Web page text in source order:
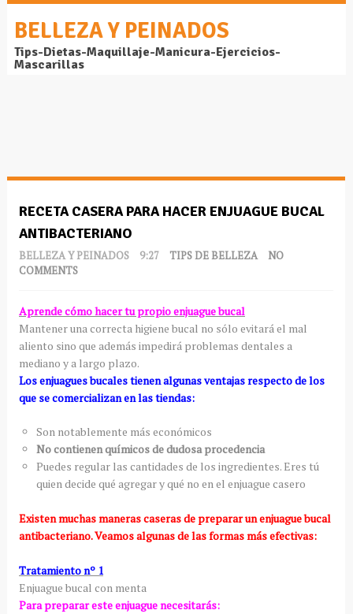
BELLEZA Y PEINADOS
Tips-Dietas-Maquillaje-Manicura-Ejercicios-
Mascarillas
RECETA CASERA PARA HACER ENJUAGUE BUCAL
ANTIBACTERIANO
BELLEZA Y PEINADOS 9:27 TIPS DE BELLEZA
NO
COMMENTS
Aprende cómo hacer tu propio enjuague bucal
Mantener una correcta higiene bucal no sólo evitará el mal
aliento sino que además impedirá problemas dentales a
mediano y a largo plazo.
Los enjuagues bucales tienen algunas ventajas respecto de los
que se comercializan en las tiendas:
Son notablemente más económicos
No contienen químicos de dudosa procedencia
Puedes regular las cantidades de los ingredientes. Eres tú
quien decide qué agregar y qué no en el enjuague casero
Existen muchas maneras caseras de preparar un enjuague bucal
antibacteriano. Veamos algunas de las formas más efectivas:
Tratamiento nº 1
Enjuague bucal con menta
Para preparar este enjuague necesitarás: